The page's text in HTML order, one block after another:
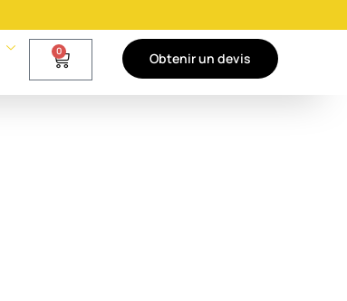
0 Obtenir un devis